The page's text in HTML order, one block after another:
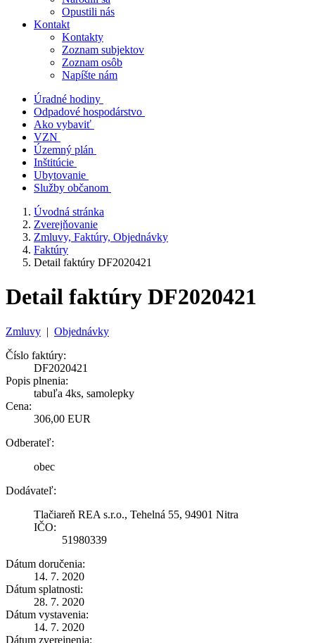
Opustili nás
Kontakt
Kontakty
Zoznam subjektov
Zoznam osôb
Napíšte nám
Úradné hodiny
Odpadové hospodárstvo
Ako vybaviť
VZN
Územný plán
Inštitúcie
Ubytovanie
Služby občanom
Úvodná stránka
Zverejňovanie
Zmluvy, Faktúry, Objednávky
Faktúry
Detail faktúry DF2020421
Detail faktúry DF2020421
Zmluvy | Objednávky
Číslo faktúry:
DF2020421
Popis plnenia:
tabuľa 4ks, samolepky
Cena:
306,00 EUR
Odberateľ:
obec
Dodávateľ:
Tlačiareň REA s.r.o., Tehelná 55, 94901 Nitra
IČO:
51980339
Dátum doručenia:
14. 7. 2020
Dátum splatnosti:
28. 7. 2020
Dátum vystavenia:
14. 7. 2020
Dátum zverejnenia: